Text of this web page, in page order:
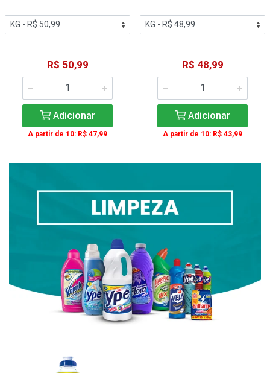
R$ 50,99
Adicionar
A partir de 10: R$ 47,99
R$ 48,99
Adicionar
A partir de 10: R$ 43,99